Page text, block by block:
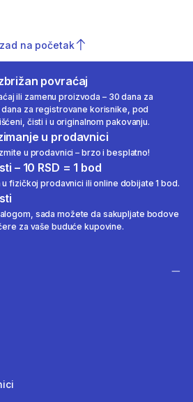
na početak
povraćaj
ili zamenu proizvoda – 30 dana za
za registrovane korisnike, pod
čisti i u originalnom pakovanju.
u prodavnici
u prodavnici – brzo i besplatno!
– 10 RSD = 1 bod
u fizičkoj prodavnici ili online dobijate 1 bod.
sada možete da sakupljate bodove
za vaše buduće kupovine.